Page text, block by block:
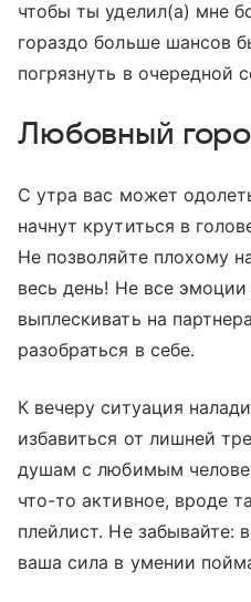
чтобы ты уделил(а) мне
гораздо больше шансов
погрязнуть в очередной
Любовный
С утра вас может
начнут крутиться в
Не позволяйте плохому
весь день! Не все
выплескивать на
разобраться в себе.
К вечеру ситуация
избавиться от лишней
душам с любимым
что-то активное, вроде
плейлист. Не забывайте:
ваша сила в умении